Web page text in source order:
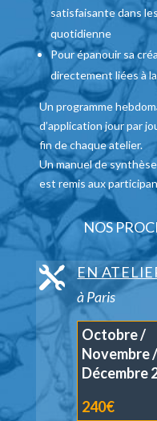
satisfaisante dans
quotidienne
Pour épanouir sa
directement liées à
Un programme
d’application jour par
fin de chaque atelier.
Un manuel de
est remis aux
NOS

EN
à Paris
Octobre /
Novembre /
Décembre
240€